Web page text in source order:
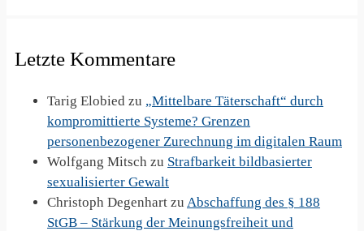
Letzte Kommentare
Tarig Elobied zu „Mittelbare Täterschaft“ durch
kompromittierte Systeme? Grenzen
personenbezogener Zurechnung im digitalen Raum
Wolfgang Mitsch zu Strafbarkeit bildbasierter
sexualisierter Gewalt
Christoph Degenhart zu Abschaffung des § 188
StGB – Stärkung der Meinungsfreiheit und